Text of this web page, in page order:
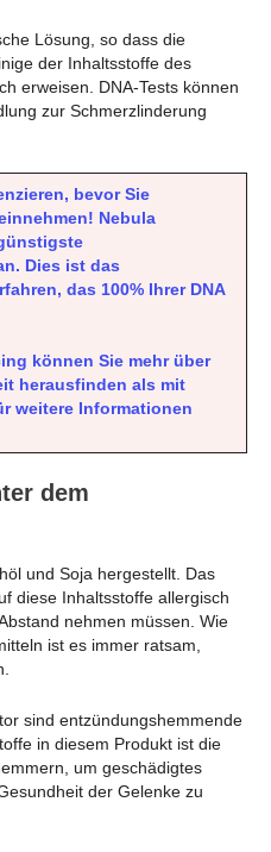
Lösung, so dass die
der Inhaltsstoffe des
erweisen. DNA-Tests können
zur Schmerzlinderung
bevor Sie
Nebula
Dies ist das
das 100% Ihrer DNA
können Sie mehr über
herausfinden als mit
weitere Informationen
dem
und Soja hergestellt. Das
diese Inhaltsstoffe allergisch
nehmen müssen. Wie
ist es immer ratsam,
sind entzündungshemmende
in diesem Produkt ist die
um geschädigtes
der Gelenke zu